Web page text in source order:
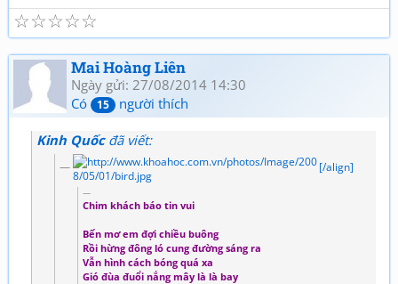
☆
☆
☆
☆
☆
Mai Hoàng Liên
Ngày gửi: 27/08/2014 14:30
Có
15 người thích
Kinh Quốcđã viết:
[/align]
Chim khách báo tin vui
Bến mơ em đợi chiều buông
Rồi hừng đông ló cung đường sáng ra
Vẫn hình cách bóng quá xa
Gió đùa đuổi nắng mây là là bay